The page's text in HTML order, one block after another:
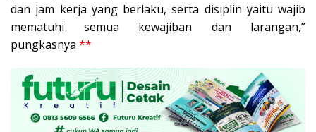
dan jam kerja yang berlaku, serta disiplin yaitu wajib
mematuhi semua kewajiban dan larangan,”
pungkasnya **